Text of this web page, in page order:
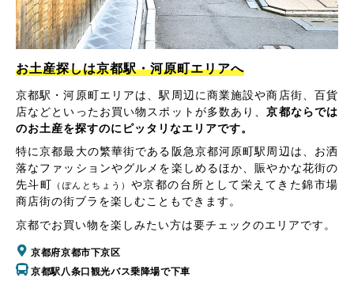
お土産探しは京都駅・河原町エリアへ
京都駅・河原町エリアは、駅周辺に商業施設や商店街、百貨
店などといったお買い物スポットが多数あり、京都ならでは
のお土産を探すのにピッタリなエリアです。
特に京都最大の繁華街である阪急京都河原町駅周辺は、お洒
落なファッションやグルメを楽しめるほか、賑やかな花街の
先斗町
（ぽんとちょう） や京都の台所として栄えてきた錦市場
商店街の街ブラを楽しむこともできます。
京都でお買い物を楽しみたい方は要チェックのエリアです。
京都府京都市下京区
京都駅八条口観光バス乗降場で下車